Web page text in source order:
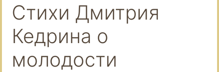
Стихи Дмитрия
Кедрина о
молодости